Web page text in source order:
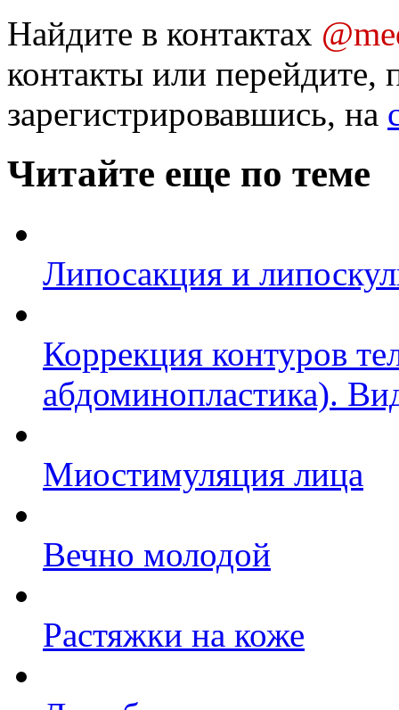
Найдите в контактах
контакты или перейдите,
зарегистрировавшись, на
Читайте еще по теме
Липосакция и
Коррекция контуров
абдоминопластика).
Миостимуляция лица
Вечно молодой
Растяжки на коже